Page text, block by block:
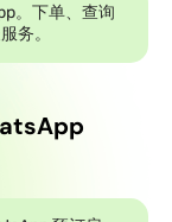
。下单、查询
务。